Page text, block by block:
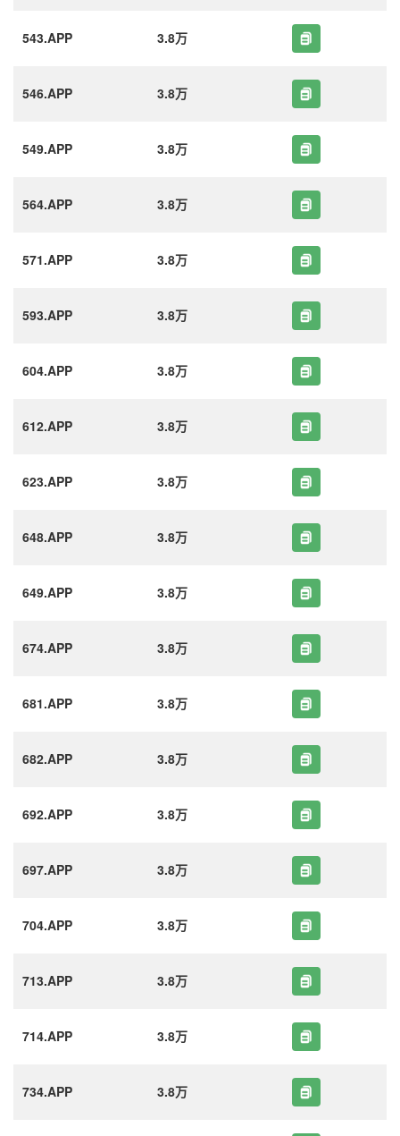
543.APP 3.8万
546.APP 3.8万
549.APP 3.8万
564.APP 3.8万
571.APP 3.8万
593.APP 3.8万
604.APP 3.8万
612.APP 3.8万
623.APP 3.8万
648.APP 3.8万
649.APP 3.8万
674.APP 3.8万
681.APP 3.8万
682.APP 3.8万
692.APP 3.8万
697.APP 3.8万
704.APP 3.8万
713.APP 3.8万
714.APP 3.8万
734.APP 3.8万